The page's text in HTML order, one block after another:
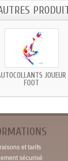
JOUEUR
FOOT
et tarifs
sécurisé